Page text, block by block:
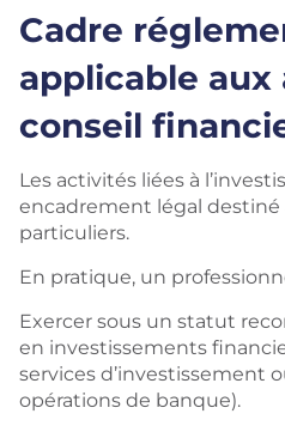
Cadre
applicable
conseil
Les activités liées à
encadrement légal destiné
particuliers.
En pratique, un
Exercer sous un statut
en investissements
services d’investissement
opérations de banque).